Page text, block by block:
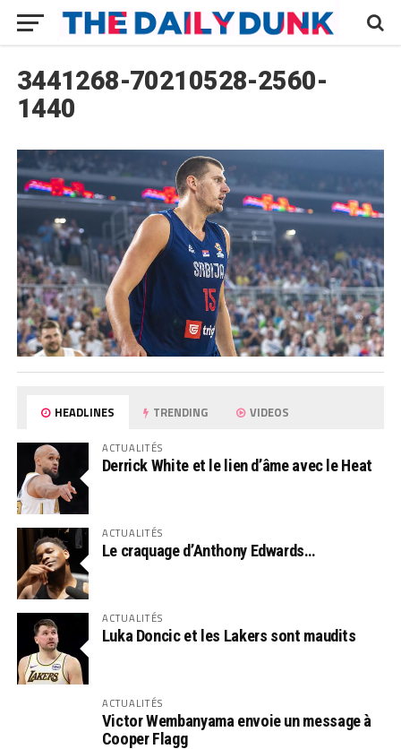
3441268-70210528-2560-
1440
HEADLINES TRENDING VIDEOS
ACTUALITÉS
Derrick White et le lien d’âme avec le Heat
ACTUALITÉS
Le craquage d’Anthony Edwards…
ACTUALITÉS
Luka Doncic et les Lakers sont maudits
ACTUALITÉS
Victor Wembanyama envoie un message à
Cooper Flagg